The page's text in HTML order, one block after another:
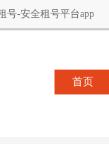
号-安全租号平台app
首页